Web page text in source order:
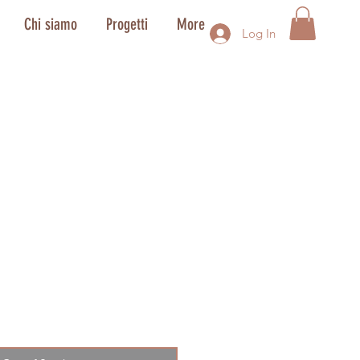
Log In
Chi siamo Progetti More